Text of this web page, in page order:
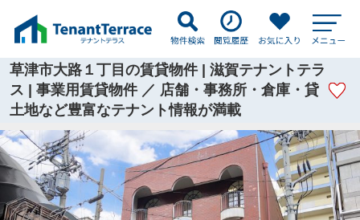
草津市大路１丁目の賃貸物件 | 滋賀テナントテラ
ス | 事業用賃貸物件 ／ 店舗・事務所・倉庫・貸
土地など豊富なテナント情報が満載